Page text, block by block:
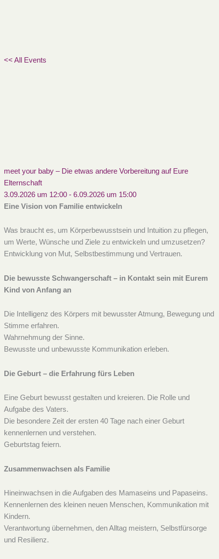
<< All Events
meet your baby – Die etwas andere Vorbereitung auf Eure
Elternschaft
3.09.2026 um 12:00- 6.09.2026 um 15:00
Eine Vision von Familie entwickeln
Was braucht es, um Körperbewusstsein und Intuition zu pflegen,
um Werte, Wünsche und Ziele zu entwickeln und umzusetzen?
Entwicklung von Mut, Selbstbestimmung und Vertrauen.
Die bewusste Schwangerschaft – in Kontakt sein mit Eurem
Kind von Anfang an
Die Intelligenz des Körpers mit bewusster Atmung, Bewegung und
Stimme erfahren.
Wahrnehmung der Sinne.
Bewusste und unbewusste Kommunikation erleben.
Die Geburt – die Erfahrung fürs Leben
Eine Geburt bewusst gestalten und kreieren. Die Rolle und
Aufgabe des Vaters.
Die besondere Zeit der ersten 40 Tage nach einer Geburt
kennenlernen und verstehen.
Geburtstag feiern.
Zusammenwachsen als Familie
Hineinwachsen in die Aufgaben des Mamaseins und Papaseins.
Kennenlernen des kleinen neuen Menschen, Kommunikation mit
Kindern.
Verantwortung übernehmen, den Alltag meistern, Selbstfürsorge
und Resilienz.